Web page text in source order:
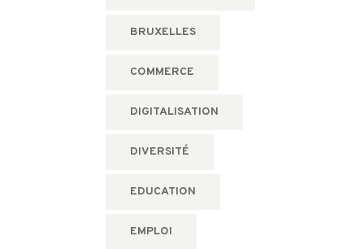
BRUXELLES
COMMERCE
DIGITALISATION
DIVERSITÉ
EDUCATION
EMPLOI